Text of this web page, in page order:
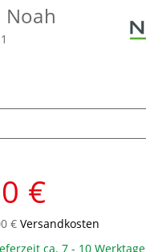
Noah
€
€ Versandkosten
ca. 7 - 10 Werktage